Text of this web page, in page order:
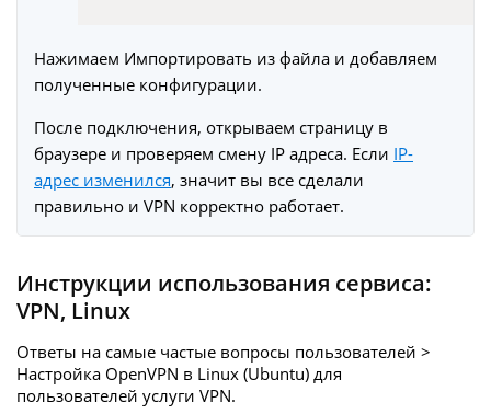
Нажимаем Импортировать из файла и добавляем
полученные конфигурации.
После подключения, открываем страницу в
браузере и проверяем смену IP адреса. Если IP-
адрес изменился, значит вы все сделали
правильно и VPN корректно работает.
Инструкции использования сервиса:
VPN, Linux
Ответы на самые частые вопросы пользователей >
Настройка OpenVPN в Linux (Ubuntu) для
пользователей услуги VPN.